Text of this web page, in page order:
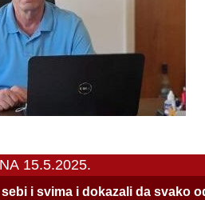
15.5.2025.
i svima i dokazali da svako